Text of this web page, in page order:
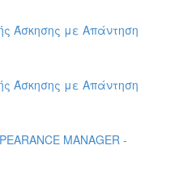
Άσκησης με Απάντηση
Άσκησης με Απάντηση
MANAGER -